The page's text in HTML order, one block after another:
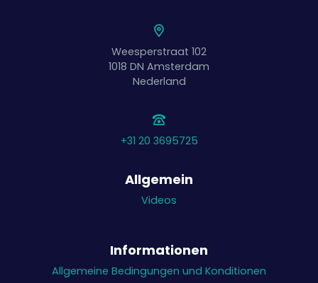
Weesperstraat 102
1018 DN Amsterdam
Nederland
+31 20 3695725
Allgemein
Videos
Informationen
Allgemeine Bedingungen und Konditionen